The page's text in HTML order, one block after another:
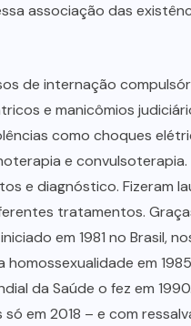
associação das
de internação
e manicômios
como choques
e convulsoterapia.
e diagnóstico. Fizeram
tratamentos.
em 1981 no Brasil,
em
da Saúde o fez em
em 2018 – e com